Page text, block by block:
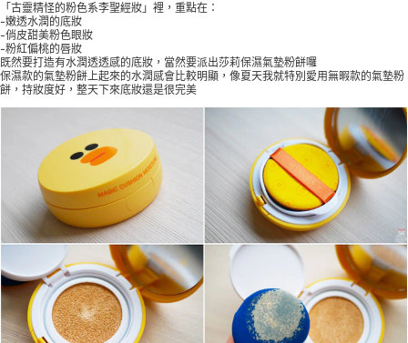
「古靈精怪的粉色系李聖經妝」裡，重點在：
-嫩透水潤的底妝
-俏皮甜美粉色眼妝
-粉紅偏桃的唇妝
既然要打造有水潤透透感的底妝，當然要派出莎莉保濕氣墊粉餅囉
保濕款的氣墊粉餅上起來的水潤感會比較明顯，像夏天我就特別愛用無暇款的氣墊粉
餅，持妝度好，整天下來底妝還是很完美